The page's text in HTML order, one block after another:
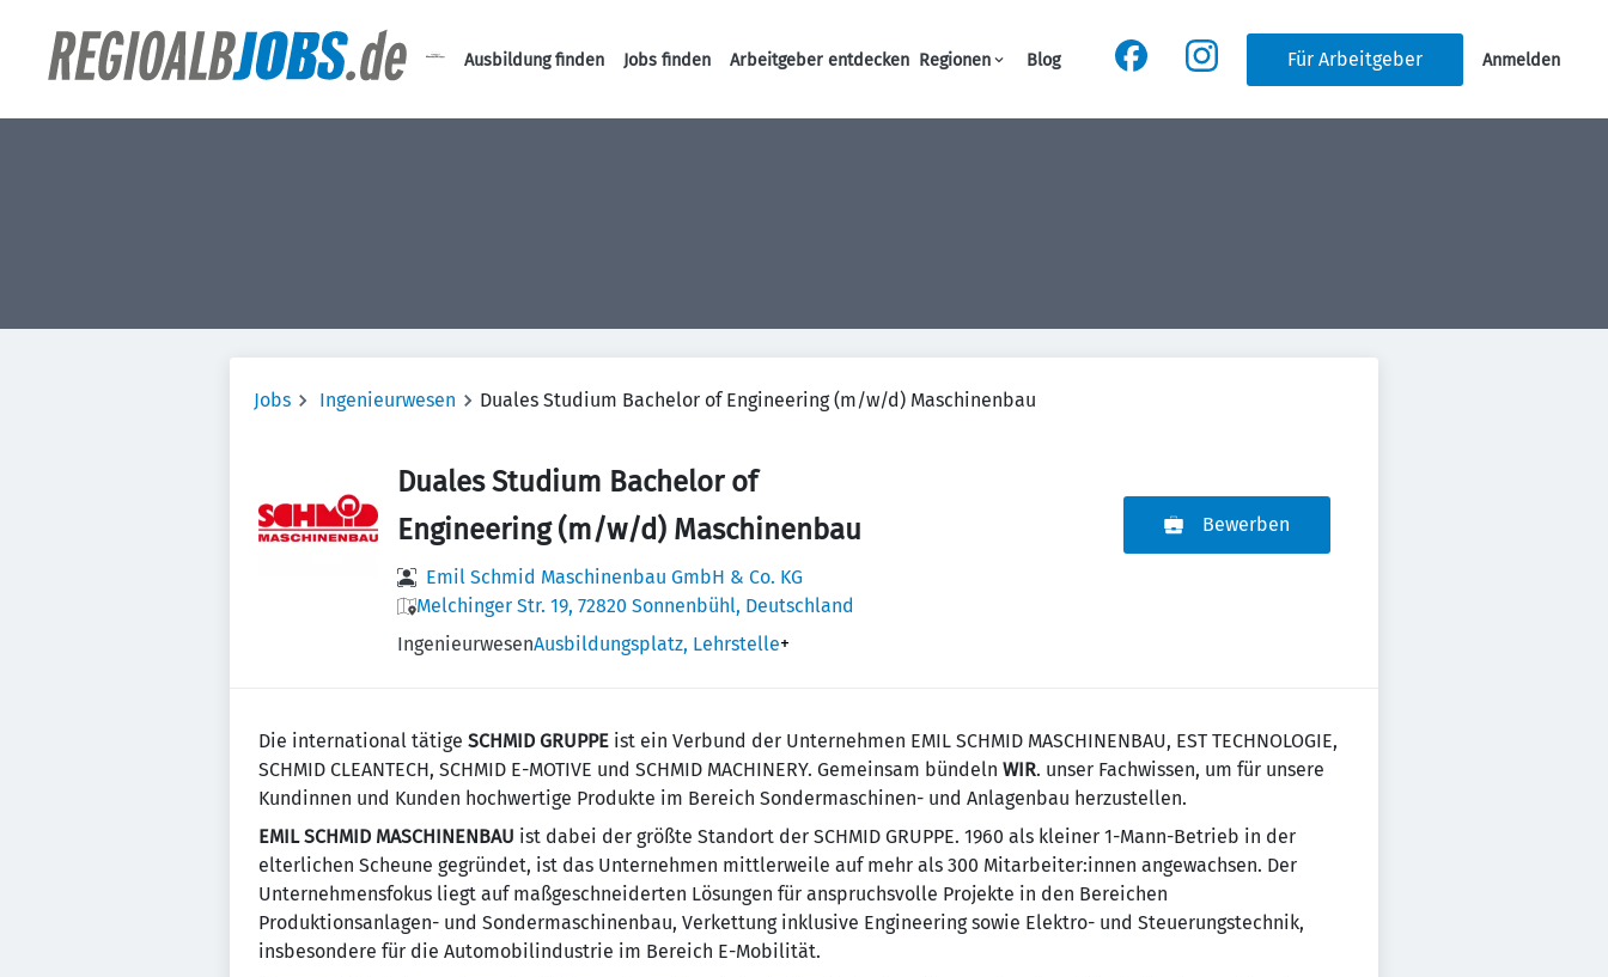
Haupt-Navigation
Ausbildung finden Jobs finden Arbeitgeber entdecken Regionen Blog Für Arbeitgeber Anmelden
Jobs Ingenieurwesen Duales Studium Bachelor of Engineering (m/w/d) Maschinenbau
Duales Studium Bachelor of
Engineering (m/w/d) Maschinenbau
Emil Schmid Maschinen­bau GmbH & Co. KG
Melchinger Str. 19, 72820 Sonnenbühl, Deutschland
IngenieurwesenAusbildungsplatz, Lehrstelle+
Bewerben
Die international tätige SCHMID GRUPPE ist ein Verbund der Unternehmen EMIL SCHMID MASCHINENBAU, EST TECHNOLOGIE,
SCHMID CLEANTECH, SCHMID E-MOTIVE und SCHMID MACHINERY. Gemeinsam bündeln WIR. unser Fachwissen, um für unsere
Kundinnen und Kunden hochwertige Produkte im Bereich Sondermaschinen- und Anlagenbau herzustellen.
EMIL SCHMID MASCHINENBAU ist dabei der größte Standort der SCHMID GRUPPE. 1960 als kleiner 1-Mann-Betrieb in der
elterlichen Scheune gegründet, ist das Unternehmen mittlerweile auf mehr als 300 Mitarbeiter:innen angewachsen. Der
Unternehmensfokus liegt auf maßgeschneiderten Lösungen für anspruchsvolle Projekte in den Bereichen
Produktionsanlagen- und Sondermaschinenbau, Verkettung inklusive Engineering sowie Elektro- und Steuerungstechnik,
insbesondere für die Automobilindustrie im Bereich E-Mobilität.